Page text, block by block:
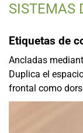
SISTEMAS
Etiquetas de
Ancladas
Duplica el
frontal como